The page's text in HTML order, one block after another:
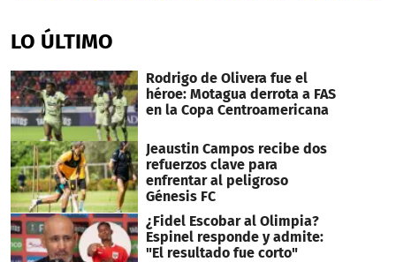
of
3
26
seconds
LO ÚLTIMO
Rodrigo de Olivera fue el
héroe: Motagua derrota a FAS
en la Copa Centroamericana
Jeaustin Campos recibe dos
refuerzos clave para
enfrentar al peligroso
Génesis FC
¿Fidel Escobar al Olimpia?
Espinel responde y admite:
"El resultado fue corto"